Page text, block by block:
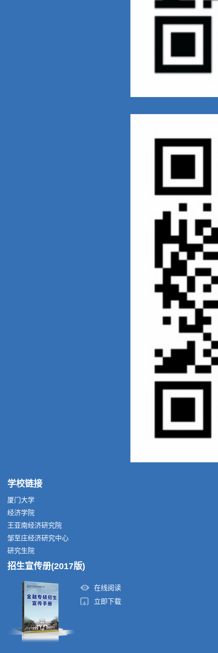
学校链接
厦门大学
经济学院
王亚南经济研究院
邹至庄经济研究中心
研究生院
招生宣传册(2017版)
在线阅读
立即下载